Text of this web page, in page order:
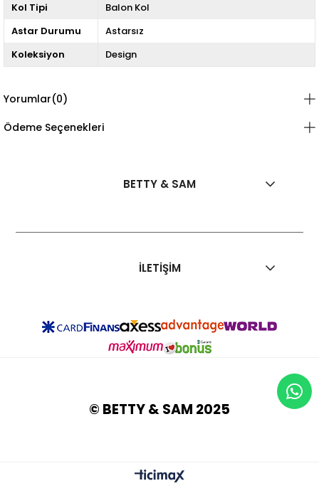
Kol Tipi
Balon Kol
Astar Durumu
Astarsız
Koleksiyon
Design
Yorumlar(0)
Ödeme Seçenekleri
BETTY & SAM
İLETİŞİM
© BETTY & SAM 2025